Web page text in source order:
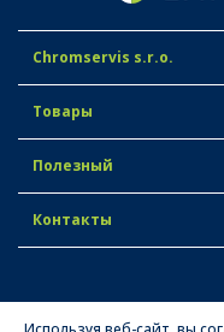
Chromservis s.r.o.
Товары
Полезный
Контакты